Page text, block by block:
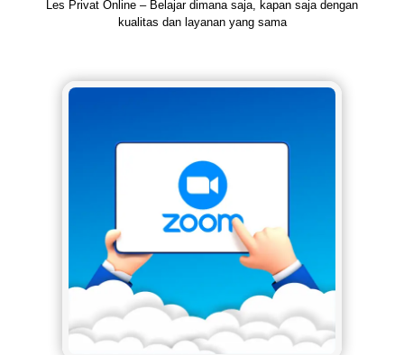
Les Privat Online – Belajar dimana saja, kapan saja dengan
kualitas dan layanan yang sama